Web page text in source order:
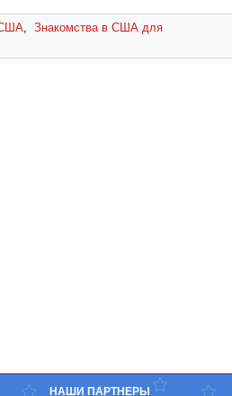
США, Знакомства в США для
НАШИ ПАРТНЕРЫ